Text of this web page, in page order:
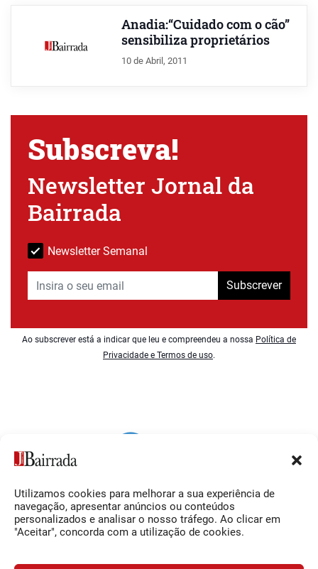
Utilizamos cookies para melhorar a sua experiência de
navegação, apresentar anúncios ou conteúdos
personalizados e analisar o nosso tráfego. Ao clicar em
"Aceitar", concorda com a utilização de cookies.
Anadia:“Cuidado com o cão”
sensibiliza proprietários
10 de Abril, 2011
Subscreva!
Newsletter Jornal da
Bairrada
Newsletter Semanal
Subscrever
Ao subscrever está a indicar que leu e compreendeu a nossa Política de
Privacidade e Termos de uso.
Siga-nos
Facebook
O Jornal da Bairrada
Contactos